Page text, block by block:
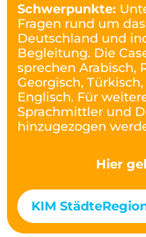
Schwerpunkte:
Fragen rund um
Deutschland und
Begleitung. Die
sprechen Arabisch,
Georgisch,
Englisch. Für
Sprachmittler und
hinzugezogen
Hier
KIM